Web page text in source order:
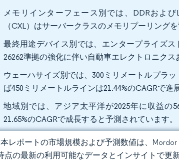
メモリインターフェース別では、DDRおよび
（CXL）はサーバークラスのメモリプーリング
最終用途デバイス別では、エンタープライズス
26262準拠の強化に伴い自動車エレクトロニクス
ウェーハサイズ別では、300ミリメートルプラ
ば450ミリメートルラインは21.44%のCAGRで進
地域別では、アジア太平洋が2025年に収益の
21.65%のCAGRで成長すると予測されています。
レポートの市場規模および予測数値は、
点の最新の利用可能なデータとインサイトで更